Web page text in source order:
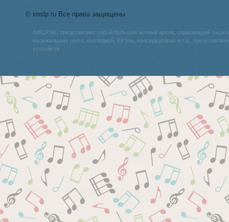
© imslp.ru Все права защищены
IMSLP.RU представляет собой большой нотный архив, содержащий
музыкальных школ, колледжей, ВУЗов, консерваторий и т.д.,
устройств.